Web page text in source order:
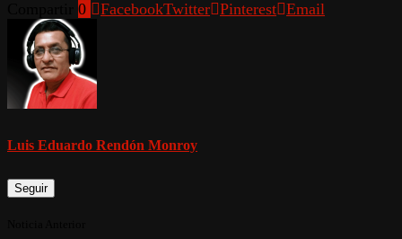
0 FacebookTwitter Pinterest Email
Luis Eduardo Rendón Monroy
Seguir